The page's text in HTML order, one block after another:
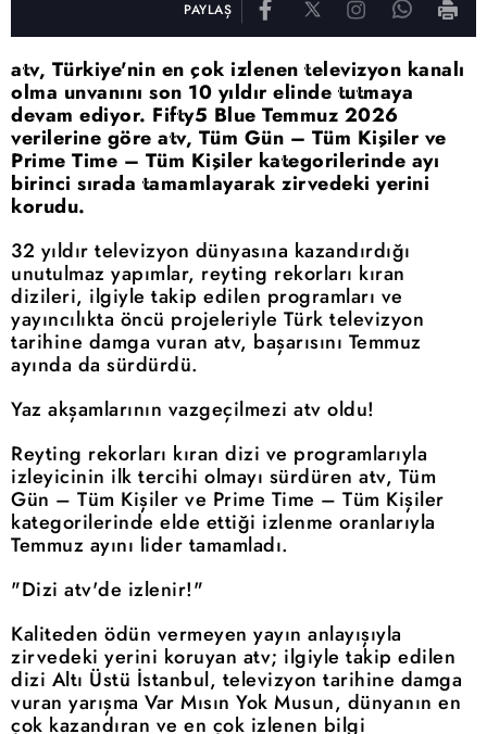
PAYLAŞ
atv, Türkiye'nin en çok izlenen televizyon kanalı
olma unvanını son 10 yıldır elinde tutmaya
devam ediyor. Fifty5 Blue Temmuz 2026
verilerine göre atv, Tüm Gün – Tüm Kişiler ve
Prime Time – Tüm Kişiler kategorilerinde ayı
birinci sırada tamamlayarak zirvedeki yerini
korudu.
32 yıldır televizyon dünyasına kazandırdığı
unutulmaz yapımlar, reyting rekorları kıran
dizileri, ilgiyle takip edilen programları ve
yayıncılıkta öncü projeleriyle Türk televizyon
tarihine damga vuran atv, başarısını Temmuz
ayında da sürdürdü.
Yaz akşamlarının vazgeçilmezi atv oldu!
Reyting rekorları kıran dizi ve programlarıyla
izleyicinin ilk tercihi olmayı sürdüren atv, Tüm
Gün – Tüm Kişiler ve Prime Time – Tüm Kişiler
kategorilerinde elde ettiği izlenme oranlarıyla
Temmuz ayını lider tamamladı.
"Dizi atv'de izlenir!"
Kaliteden ödün vermeyen yayın anlayışıyla
zirvedeki yerini koruyan atv; ilgiyle takip edilen
dizi Altı Üstü İstanbul, televizyon tarihine damga
vuran yarışma Var Mısın Yok Musun, dünyanın en
çok kazandıran ve en çok izlenen bilgi